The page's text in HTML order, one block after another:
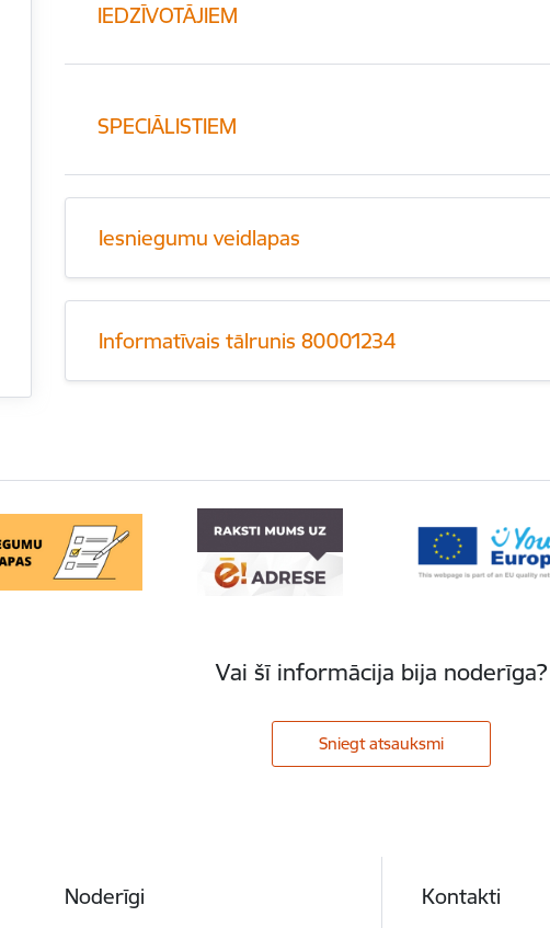
IEDZĪVOTĀJIEM
SPECIĀLISTIEM
Iesniegumu veidlapas
Informatīvais tālrunis 80001234
Vai šī informācija bija noderīga?
Sniegt atsauksmi
Noderīgi Kontakti